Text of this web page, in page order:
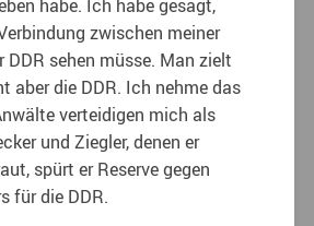
habe. Ich habe gesagt,
zwischen meiner
DDR sehen müsse. Man zielt
aber die DDR. Ich nehme das
verteidigen mich als
und Ziegler, denen er
spürt er Reserve gegen
für die DDR.